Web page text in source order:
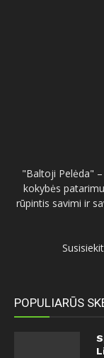
"Baltoji Pelėda"
kokybės
rūpintis savimi ir
POPULIARŪS